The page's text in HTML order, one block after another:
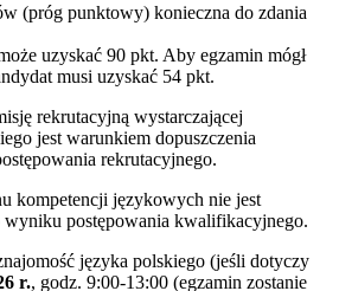
(próg punktowy) konieczna do zdania
uzyskać 90 pkt. Aby egzamin mógł
musi uzyskać 54 pkt.
rekrutacyjną wystarczającej
jest warunkiem dopuszczenia
rekrutacyjnego.
kompetencji językowych nie jest
postępowania kwalifikacyjnego.
języka polskiego (jeśli dotyczy
r., godz. 9:00-13:00 (egzamin zostanie